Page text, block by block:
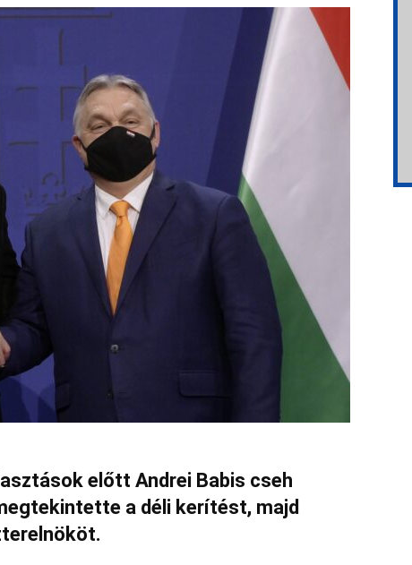
előtt Andrei Babis cseh
a déli kerítést, majd